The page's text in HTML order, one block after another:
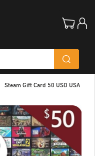
Steam Gift Card 50 USD USA